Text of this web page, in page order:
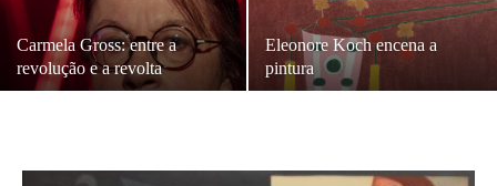
Carmela Gross: entre a
revolução e a revolta
Eleonore Koch encena a
pintura